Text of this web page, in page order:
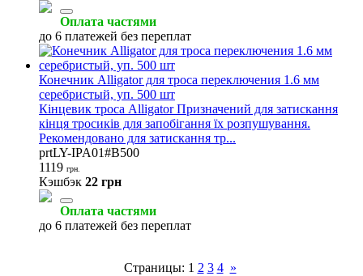
Оплата частями
до 6 платежей без переплат
Конечник Alligator для троса переключения 1.6 мм
серебристый, уп. 500 шт
Кінцевик троса Alligator Призначений для затискання
кінця тросиків для запобігання їх розпушування.
Рекомендовано для затискання тр...
prtLY-IPA01#B500
1119 грн.
Кэшбэк 22 грн
Оплата частями
до 6 платежей без переплат
Страницы: 1 2 3 4 »